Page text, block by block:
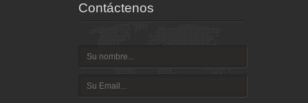
Contáctenos